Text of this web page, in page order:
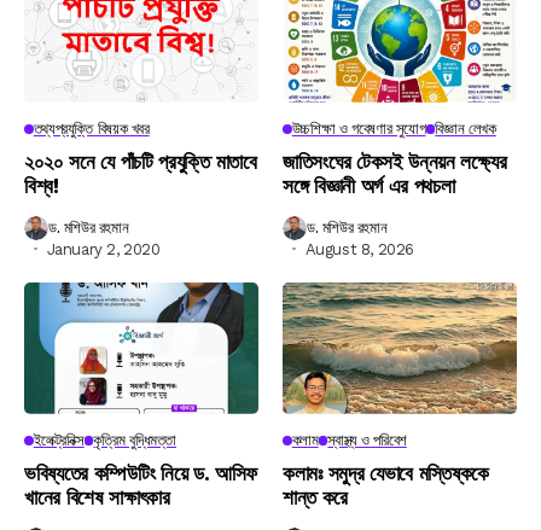
তথ্যপ্রযুক্তি বিষয়ক খবর
২০২০ সনে যে পাঁচটি প্রযুক্তি মাতাবে
বিশ্ব!
ড. মশিউর রহমান
January 2, 2020
উচ্চশিক্ষা ও গবেষণার সুযোগ বিজ্ঞান লেখক
জাতিসংঘের টেকসই উন্নয়ন লক্ষ্যের
সঙ্গে বিজ্ঞানী অর্গ এর পথচলা
ড. মশিউর রহমান
August 8, 2026
ইলেক্ট্রনিক্স কৃত্রিম বুদ্ধিমত্তা
ভবিষ্যতের কম্পিউটিং নিয়ে ড. আসিফ
খানের বিশেষ সাক্ষাৎকার
কলাম স্বাস্থ্য ও পরিবেশ
কলামঃ সমুদ্র যেভাবে মস্তিষ্ককে
শান্ত করে